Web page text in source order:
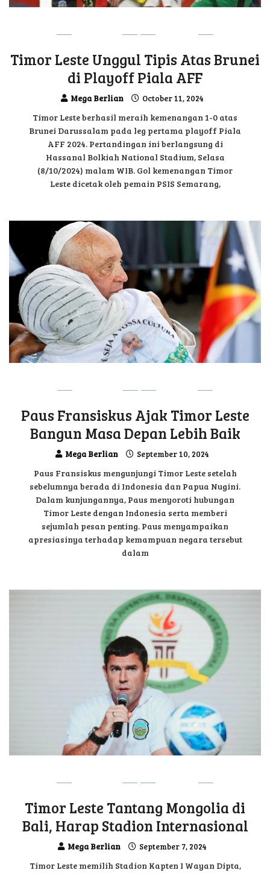
Timor Leste Unggul Tipis Atas Brunei
di Playoff Piala AFF
Mega Berlian October 11, 2024
Timor Leste berhasil meraih kemenangan 1-0 atas
Brunei Darussalam pada leg pertama playoff Piala
AFF 2024. Pertandingan ini berlangsung di
Hassanal Bolkiah National Stadium, Selasa
(8/10/2024) malam WIB. Gol kemenangan Timor
Leste dicetak oleh pemain PSIS Semarang,
Paus Fransiskus Ajak Timor Leste
Bangun Masa Depan Lebih Baik
Mega Berlian September 10, 2024
Paus Fransiskus mengunjungi Timor Leste setelah
sebelumnya berada di Indonesia dan Papua Nugini.
Dalam kunjungannya, Paus menyoroti hubungan
Timor Leste dengan Indonesia serta memberi
sejumlah pesan penting. Paus menyampaikan
apresiasinya terhadap kemampuan negara tersebut
dalam
Timor Leste Tantang Mongolia di
Bali, Harap Stadion Internasional
Mega Berlian September 7, 2024
Timor Leste memilih Stadion Kapten I Wayan Dipta,